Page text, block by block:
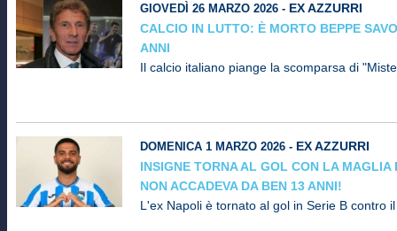
GIOVEDÌ 26 MARZO 2026 - EX AZZURRI
CALCIO IN LUTTO: È MORTO BEPPE
ANNI
Il calcio italiano piange la scomparsa di
DOMENICA 1 MARZO 2026 - EX AZZURRI
INSIGNE TORNA AL GOL CON LA MAGLIA
NON ACCADEVA DA BEN 13 ANNI!
L'ex Napoli è tornato al gol in Serie B contro